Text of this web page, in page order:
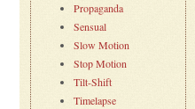
Propaganda
Sensual
Slow Motion
Stop Motion
Tilt-Shift
Timelapse